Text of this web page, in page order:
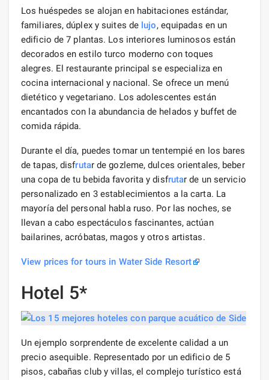
Los huéspedes se alojan en habitaciones estándar,
familiares, dúplex y suites de lujo, equipadas en un
edificio de 7 plantas. Los interiores luminosos están
decorados en estilo turco moderno con toques
alegres. El restaurante principal se especializa en
cocina internacional y nacional. Se ofrece un menú
dietético y vegetariano. Los adolescentes están
encantados con la abundancia de helados y buffet de
comida rápida.
Durante el día, puedes tomar un tentempié en los bares
de tapas, disfrutar de gozleme, dulces orientales, beber
una copa de tu bebida favorita y disfrutar de un servicio
personalizado en 3 establecimientos a la carta. La
mayoría del personal habla ruso. Por las noches, se
llevan a cabo espectáculos fascinantes, actúan
bailarines, acróbatas, magos y otros artistas.
View prices for tours in Water Side Resort
Hotel 5*
Un ejemplo sorprendente de excelente calidad a un
precio asequible. Representado por un edificio de 5
pisos, cabañas club y villas, el complejo turístico está